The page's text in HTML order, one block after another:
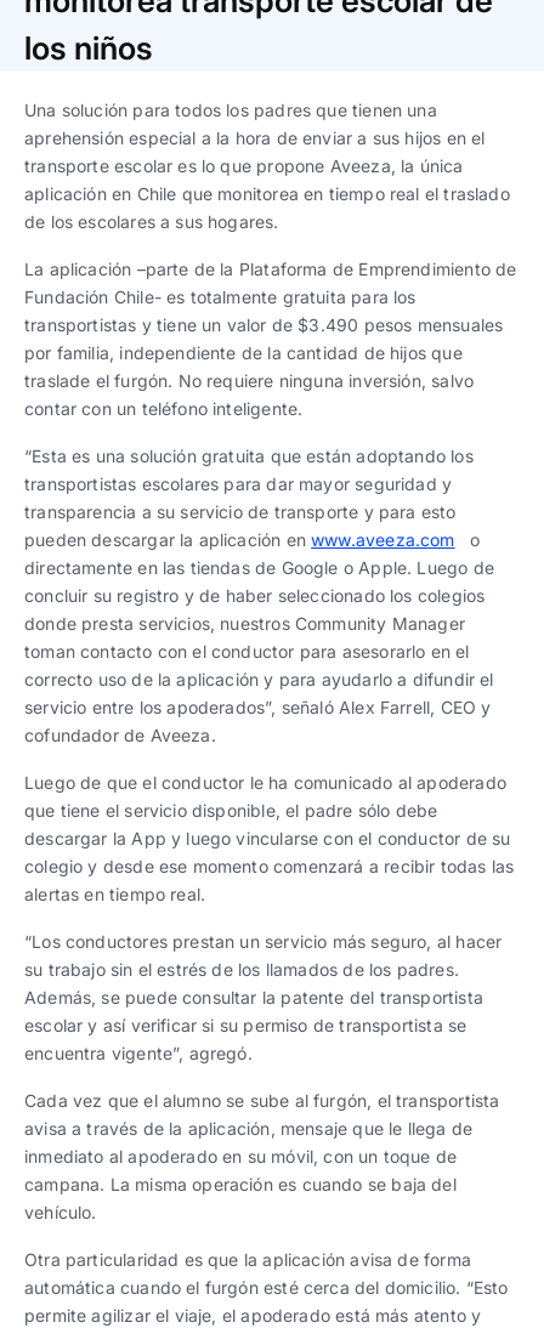
Trabaja con nosotros
Español|English
Ver todas
Español English
Ver todas
Español English
progresivos de gestión
Español|English
Español|English
Español|English
los niños
Una solución para todos los padres que tienen una
aprehensión especial a la hora de enviar a sus hijos en el
transporte escolar es lo que propone Aveeza, la única
aplicación en Chile que monitorea en tiempo real el traslado
de los escolares a sus hogares.
La aplicación –parte de la Plataforma de Emprendimiento de
Fundación Chile- es totalmente gratuita para los
transportistas y tiene un valor de $3.490 pesos mensuales
por familia, independiente de la cantidad de hijos que
traslade el furgón. No requiere ninguna inversión, salvo
contar con un teléfono inteligente.
“Esta es una solución gratuita que están adoptando los
transportistas escolares para dar mayor seguridad y
transparencia a su servicio de transporte y para esto
pueden descargar la aplicación enwww.aveeza.com o
directamente en las tiendas de Google o Apple. Luego de
concluir su registro y de haber seleccionado los colegios
donde presta servicios, nuestros Community Manager
toman contacto con el conductor para asesorarlo en el
correcto uso de la aplicación y para ayudarlo a difundir el
servicio entre los apoderados”, señaló Alex Farrell, CEO y
cofundador de Aveeza.
Luego de que el conductor le ha comunicado al apoderado
que tiene el servicio disponible, el padre sólo debe
descargar la App y luego vincularse con el conductor de su
colegio y desde ese momento comenzará a recibir todas las
alertas en tiempo real.
“Los conductores prestan un servicio más seguro, al hacer
su trabajo sin el estrés de los llamados de los padres.
Además, se puede consultar la patente del transportista
escolar y así verificar si su permiso de transportista se
encuentra vigente”, agregó.
Cada vez que el alumno se sube al furgón, el transportista
avisa a través de la aplicación, mensaje que le llega de
inmediato al apoderado en su móvil, con un toque de
campana. La misma operación es cuando se baja del
vehículo.
Otra particularidad es que la aplicación avisa de forma
automática cuando el furgón esté cerca del domicilio. “Esto
permite agilizar el viaje, el apoderado está más atento y